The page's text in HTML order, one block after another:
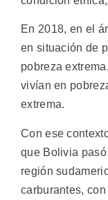
En 2018, en el
en situación de
pobreza
vivían en
extrema.
Con ese
que Bolivia
región
carburantes,